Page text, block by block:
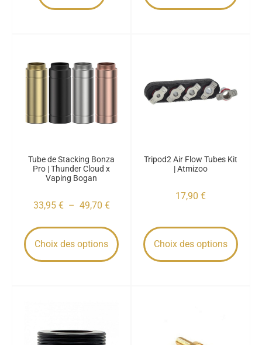
Tube de Stacking Bonza
Pro | Thunder Cloud x
Vaping Bogan
33,95 € – 49,70 €
Choix des options
Tripod2 Air Flow Tubes Kit
| Atmizoo
17,90 €
Choix des options